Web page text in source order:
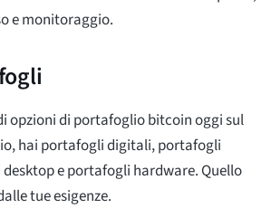
e monitoraggio.
opzioni di portafoglio bitcoin oggi sul
hai portafogli digitali, portafogli
e portafogli hardware. Quello
tue esigenze.